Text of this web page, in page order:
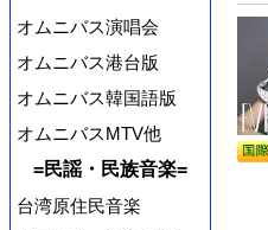
オムニバス演唱会
オムニバス港台版
オムニバス韓国語版
オムニバスMTV他
=民謡・民族音楽=
台湾原住民音楽